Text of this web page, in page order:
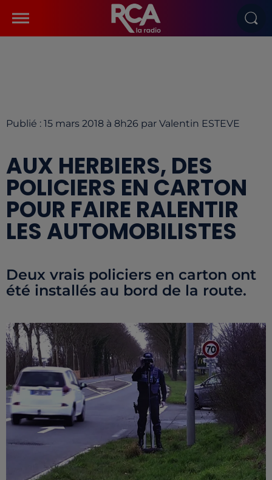
Publié : 15 mars 2018 à 8h26 par Valentin ESTEVE
AUX HERBIERS, DES
POLICIERS EN CARTON
POUR FAIRE RALENTIR
LES AUTOMOBILISTES
Deux vrais policiers en carton ont
été installés au bord de la route.